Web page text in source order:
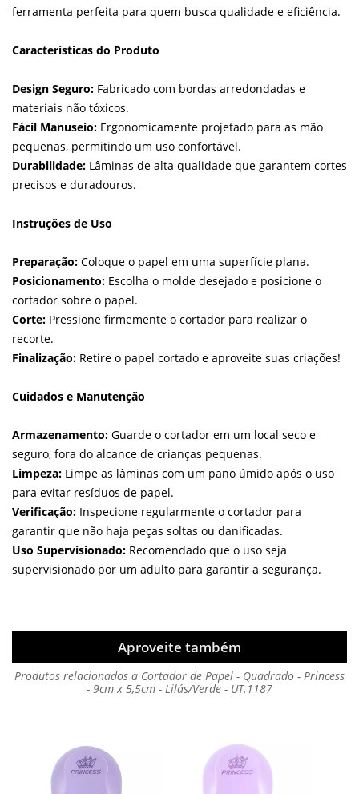
ferramenta perfeita para quem busca qualidade e eficiência.
Características do Produto
Design Seguro: Fabricado com bordas arredondadas e
materiais não tóxicos.
Fácil Manuseio: Ergonomicamente projetado para as mão
pequenas, permitindo um uso confortável.
Durabilidade: Lâminas de alta qualidade que garantem cortes
precisos e duradouros.
Instruções de Uso
Preparação: Coloque o papel em uma superfície plana.
Posicionamento: Escolha o molde desejado e posicione o
cortador sobre o papel.
Corte: Pressione firmemente o cortador para realizar o
recorte.
Finalização: Retire o papel cortado e aproveite suas criações!
Cuidados e Manutenção
Armazenamento: Guarde o cortador em um local seco e
seguro, fora do alcance de crianças pequenas.
Limpeza: Limpe as lâminas com um pano úmido após o uso
para evitar resíduos de papel.
Verificação: Inspecione regularmente o cortador para
garantir que não haja peças soltas ou danificadas.
Uso Supervisionado: Recomendado que o uso seja
supervisionado por um adulto para garantir a segurança.
Aproveite também
Produtos relacionados a Cortador de Papel - Quadrado - Princess
- 9cm x 5,5cm - Lilás/Verde - UT.1187